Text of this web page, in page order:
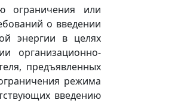
ограничения или
о введении
энергии в целях
организационно-
предъявленных
режима
введению